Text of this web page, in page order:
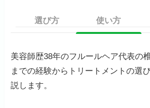
選び方 使い方
美容師歴38年のフルールヘア代表の
までの経験からトリートメントの選
説します。